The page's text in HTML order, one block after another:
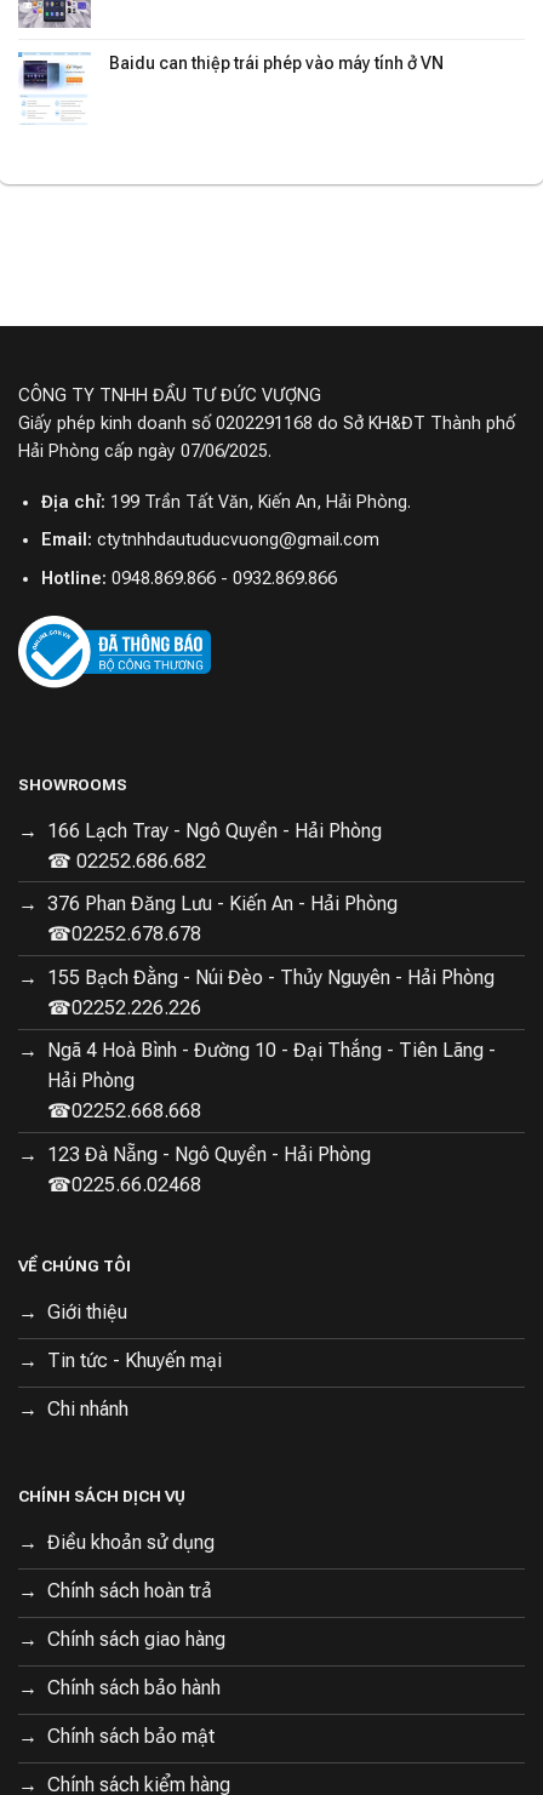
Baidu can thiệp trái phép vào máy tính ở VN
CÔNG TY TNHH ĐẦU TƯ ĐỨC VƯỢNG
Giấy phép kinh doanh số 0202291168 do Sở KH&ĐT Thành phố
Hải Phòng cấp ngày 07/06/2025.
Địa chỉ: 199 Trần Tất Văn, Kiến An, Hải Phòng.
Email: ctytnhhdautuducvuong@gmail.com
Hotline: 0948.869.866 - 0932.869.866
SHOWROOMS
166 Lạch Tray - Ngô Quyền - Hải Phòng
☎ 02252.686.682
376 Phan Đăng Lưu - Kiến An - Hải Phòng
☎02252.678.678
155 Bạch Đằng - Núi Đèo - Thủy Nguyên - Hải Phòng
☎02252.226.226
Ngã 4 Hoà Bình - Đường 10 - Đại Thắng - Tiên Lãng -
Hải Phòng
☎02252.668.668
123 Đà Nẵng - Ngô Quyền - Hải Phòng
☎0225.66.02468
VỀ CHÚNG TÔI
Giới thiệu
Tin tức - Khuyến mại
Chi nhánh
CHÍNH SÁCH DỊCH VỤ
Điều khoản sử dụng
Chính sách hoàn trả
Chính sách giao hàng
Chính sách bảo hành
Chính sách bảo mật
Chính sách kiểm hàng